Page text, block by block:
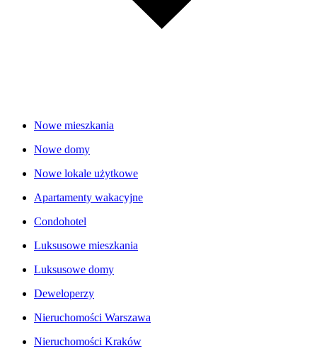
Nowe mieszkania
Nowe domy
Nowe lokale użytkowe
Apartamenty wakacyjne
Condohotel
Luksusowe mieszkania
Luksusowe domy
Deweloperzy
Nieruchomości Warszawa
Nieruchomości Kraków